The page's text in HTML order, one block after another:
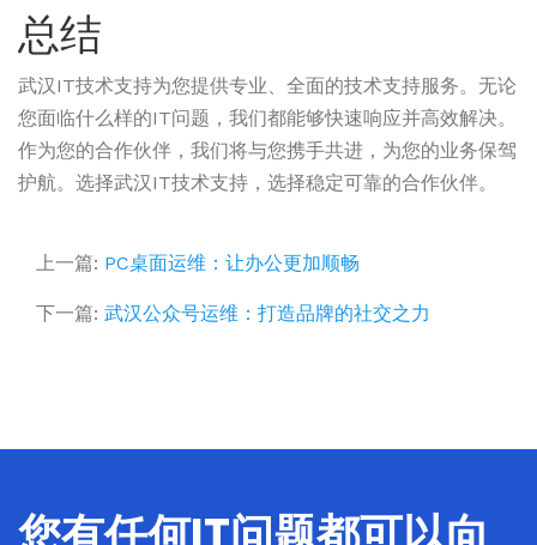
总结
武汉IT技术支持为您提供专业、全面的技术支持服务。无论
您面临什么样的IT问题，我们都能够快速响应并高效解决。
作为您的合作伙伴，我们将与您携手共进，为您的业务保驾
护航。选择武汉IT技术支持，选择稳定可靠的合作伙伴。
上一篇: PC桌面运维：让办公更加顺畅
下一篇: 武汉公众号运维：打造品牌的社交之力